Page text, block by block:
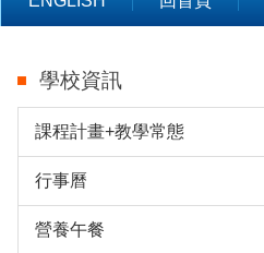
學校資訊
課程計畫+教學常態
行事曆
營養午餐